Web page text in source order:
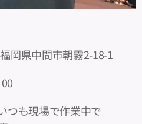
県中間市朝霧2-18-1
も現場で作業中で